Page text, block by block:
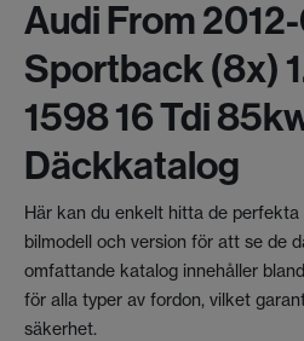
Audi From 2012-
Sportback (8x)
1598 16 Tdi
Däckkatalog
Här kan du enkelt hitta de perfekta
bilmodell och version för att se de
omfattande katalog innehåller
för alla typer av fordon, vilket
säkerhet.